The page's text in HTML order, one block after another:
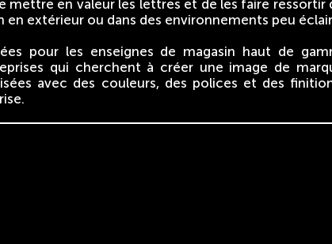
en valeur les lettres et de les faire ressortir
extérieur ou dans des environnements peu
pour les enseignes de magasin haut de
qui cherchent à créer une image de
avec des couleurs, des polices et des